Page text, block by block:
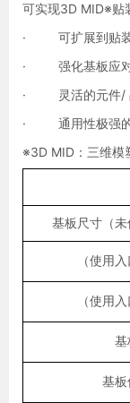
可实现3D MID※贴
· 可扩展到贴装
· 强化基板应对
· 灵活的元件/
· 通用性极强的
※3D MID：三维
基板尺寸（未
（使用入口或
（使用入口及
基
基板